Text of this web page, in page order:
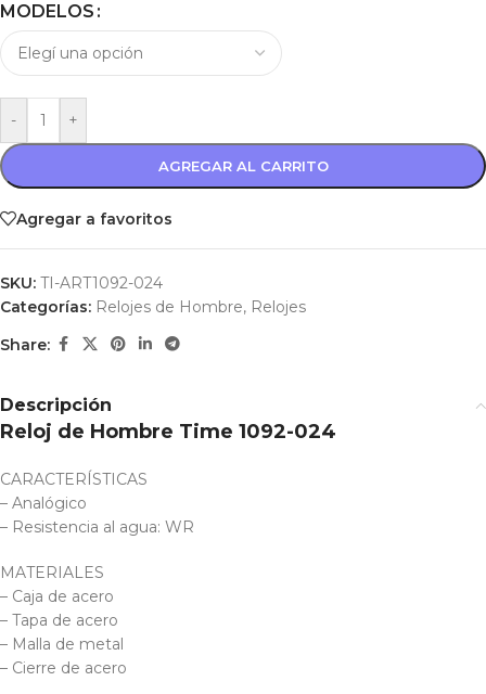
MODELOS
- +
AGREGAR AL CARRITO
Agregar a favoritos
SKU: TI-ART1092-024
Categorías: Relojes de Hombre, Relojes
Share:
Descripción
Reloj de Hombre Time 1092-024
CARACTERÍSTICAS
– Analógico
– Resistencia al agua: WR
MATERIALES
– Caja de acero
– Tapa de acero
– Malla de metal
– Cierre de acero